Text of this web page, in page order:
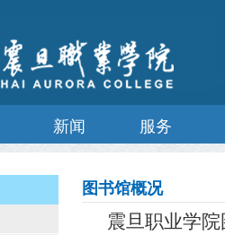
新闻 服务
图书馆概况
震旦职业学